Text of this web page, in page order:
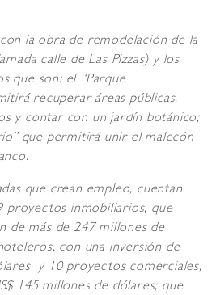
la obra de remodelación de la
calle de Las Pizzas) y los
que son: el “Parque
recuperar áreas públicas,
y contar con un jardín botánico;
que permitirá unir el malecón
que crean empleo, cuentan
proyectos inmobiliarios, que
de más de 247 millones de
con una inversión de
y 10 proyectos comerciales,
145 millones de dólares; que